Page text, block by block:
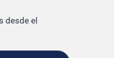
desde el